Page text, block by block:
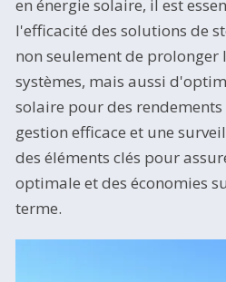
en énergie solaire, il est
l'efficacité des solutions de
non seulement de prolonger
systèmes, mais aussi
solaire pour des
gestion efficace et une
des éléments clés pour
optimale et des économies
terme.